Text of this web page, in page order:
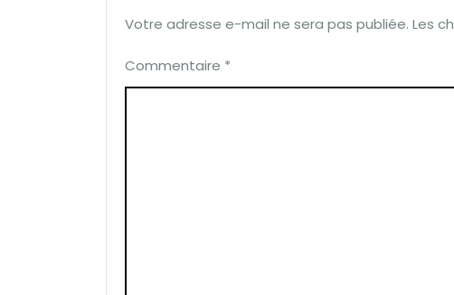
Votre adresse e-mail ne sera pas publiée. Les
Commentaire *